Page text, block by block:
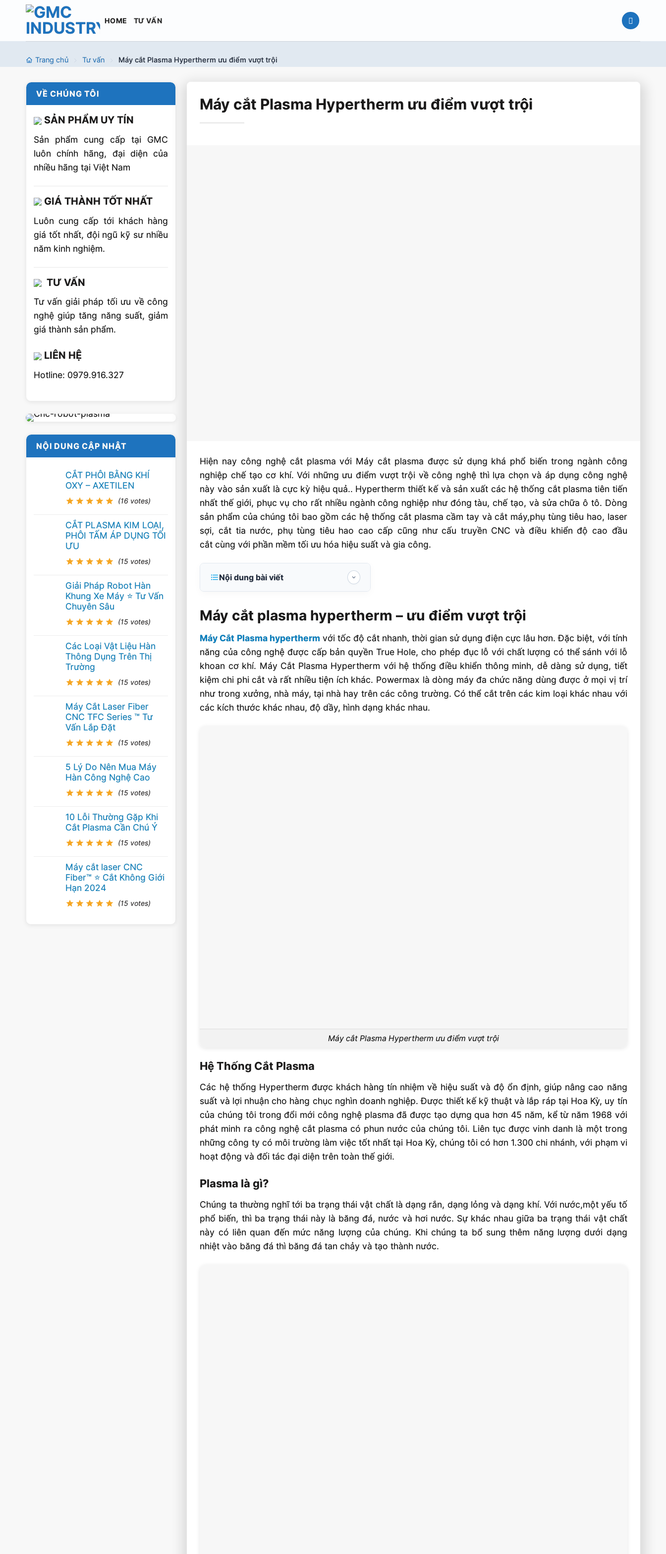
HOME TƯ VẤN
Trang chủ Tư vấn Máy cắt Plasma Hypertherm ưu điểm vượt trội
VỀ CHÚNG TÔI
SẢN PHẨM UY TÍN
Sản phẩm cung cấp tại GMC
luôn chính hãng, đại diện của
nhiều hãng tại Việt Nam
GIÁ THÀNH TỐT NHẤT
Luôn cung cấp tới khách hàng
giá tốt nhất, đội ngũ kỹ sư nhiều
năm kinh nghiệm.
TƯ VẤN
Tư vấn giải pháp tối ưu về công
nghệ giúp tăng năng suất, giảm
giá thành sản phẩm.
LIÊN HỆ
Hotline: 0979.916.327
NỘI DUNG CẬP NHẬT
CẮT PHÔI BẰNG KHÍ
OXY – AXETILEN
(16 votes)
CẮT PLASMA KIM LOẠI,
PHÔI TẤM ÁP DỤNG TỐI
ƯU
(15 votes)
Giải Pháp Robot Hàn
Khung Xe Máy ⭐️ Tư Vấn
Chuyên Sâu
(15 votes)
Các Loại Vật Liệu Hàn
Thông Dụng Trên Thị
Trường
(15 votes)
Máy Cắt Laser Fiber
CNC TFC Series ™ Tư
Vấn Lắp Đặt
(15 votes)
5 Lý Do Nên Mua Máy
Hàn Công Nghệ Cao
(15 votes)
10 Lỗi Thường Gặp Khi
Cắt Plasma Cần Chú Ý
(15 votes)
Máy cắt laser CNC
Fiber™ ⭐️ Cắt Không Giới
Hạn 2024
(15 votes)
Máy cắt Plasma Hypertherm ưu điểm vượt trội
Hiện nay công nghệ cắt plasma với Máy cắt plasma được sử dụng khá phổ biến trong ngành công
nghiệp chế tạo cơ khí. Với những ưu điểm vượt trội về công nghệ thì lựa chọn và áp dụng công nghệ
này vào sản xuất là cực kỳ hiệu quả.. Hypertherm thiết kế và sản xuất các hệ thống cắt plasma tiên tiến
nhất thế giới, phục vụ cho rất nhiều ngành công nghiệp như đóng tàu, chế tạo, và sửa chữa ô tô. Dòng
sản phẩm của chúng tôi bao gồm các hệ thống cắt plasma cầm tay và cắt máy,phụ tùng tiêu hao, laser
sợi, cắt tia nước, phụ tùng tiêu hao cao cấp cũng như cấu truyền CNC và điều khiển độ cao đầu
cắt cùng với phần mềm tối ưu hóa hiệu suất và gia công.
Nội dung bài viết
điểm vượt trội
Plasma là gì?
Cắt nhanh hơn với plasma khí
7 lý do khiến công nghệ cắt plasma
đánh bại công nghệ cắt oxyfuel
Phẩm chất cắt tốt hơn
Máy cắt plasma hypertherm – ưu điểm vượt trội
Máy Cắt Plasma hypertherm với tốc độ cắt nhanh, thời gian sử dụng điện cực lâu hơn. Đặc biệt, với tính
năng của công nghệ được cấp bản quyền True Hole, cho phép đục lỗ với chất lượng có thể sánh với lỗ
khoan cơ khí. Máy Cắt Plasma Hypertherm với hệ thống điều khiển thông minh, dễ dàng sử dụng, tiết
kiệm chi phi cắt và rất nhiều tiện ích khác. Powermax là dòng máy đa chức năng dùng được ở mọi vị trí
như trong xưởng, nhà máy, tại nhà hay trên các công trường. Có thể cắt trên các kim loại khác nhau với
các kích thước khác nhau, độ dầy, hình dạng khác nhau.
Máy cắt Plasma Hypertherm ưu điểm vượt trội
Hệ Thống Cắt Plasma
Các hệ thống Hypertherm được khách hàng tín nhiệm về hiệu suất và độ ổn định, giúp nâng cao năng
suất và lợi nhuận cho hàng chục nghìn doanh nghiệp. Được thiết kế kỹ thuật và lắp ráp tại Hoa Kỳ, uy tín
của chúng tôi trong đổi mới công nghệ plasma đã được tạo dựng qua hơn 45 năm, kể từ năm 1968 với
phát minh ra công nghệ cắt plasma có phun nước của chúng tôi. Liên tục được vinh danh là một trong
những công ty có môi trường làm việc tốt nhất tại Hoa Kỳ, chúng tôi có hơn 1.300 chi nhánh, với phạm vi
hoạt động và đối tác đại diện trên toàn thế giới.
Plasma là gì?
Chúng ta thường nghĩ tới ba trạng thái vật chất là dạng rắn, dạng lỏng và dạng khí. Với nước,một yếu tố
phổ biến, thì ba trạng thái này là băng đá, nước và hơi nước. Sự khác nhau giữa ba trạng thái vật chất
này có liên quan đến mức năng lượng của chúng. Khi chúng ta bổ sung thêm năng lượng dưới dạng
nhiệt vào băng đá thì băng đá tan chảy và tạo thành nước.